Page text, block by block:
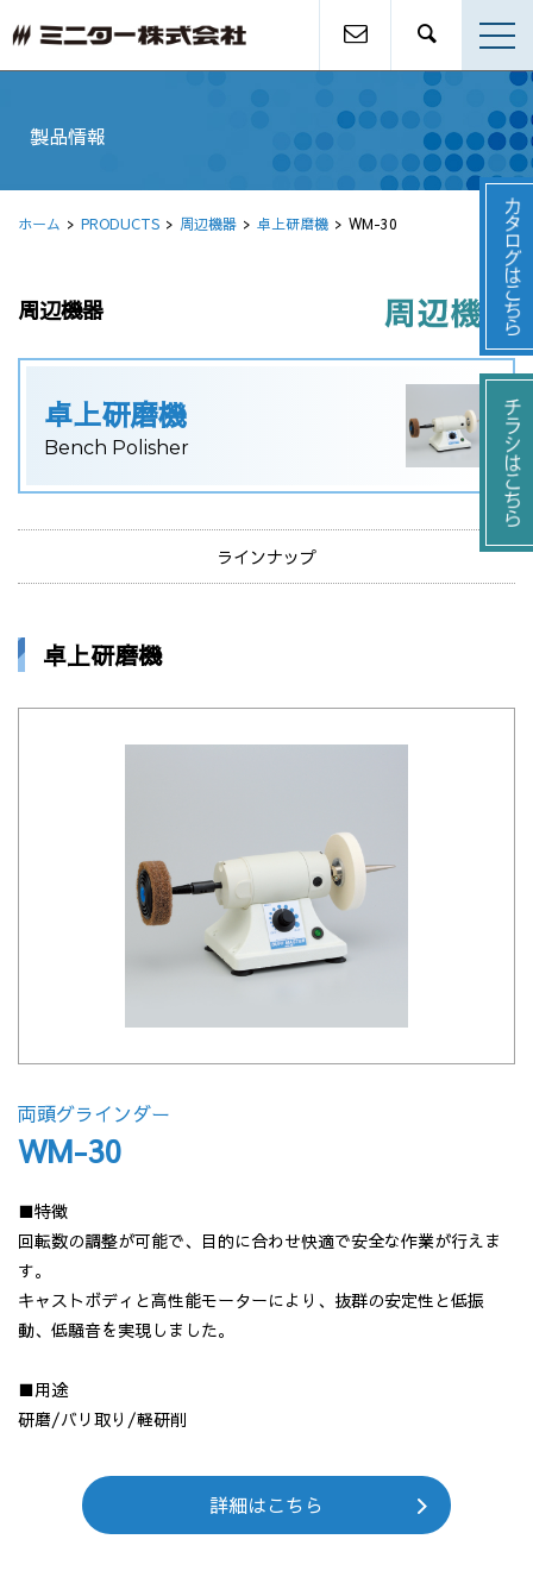
製品情報
ホーム PRODUCTS 周辺機器 卓上研磨機 WM-30
周辺機器
卓上研磨機
Bench Polisher
ラインナップ
卓上研磨機
両頭グラインダー
WM-30
■特徴
回転数の調整が可能で、目的に合わせ快適で安全な作業が行えま
す。
キャストボディと高性能モーターにより、抜群の安定性と低振
動、低騒音を実現しました。
■用途
研磨/バリ取り/軽研削
詳細はこちら